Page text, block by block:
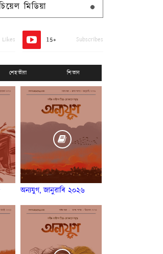
মিডিয়া
Likes 15+ Subscribes
শেহতীয়া শিতান
অন্যযুগ, জানুৱাৰি ২০২৬